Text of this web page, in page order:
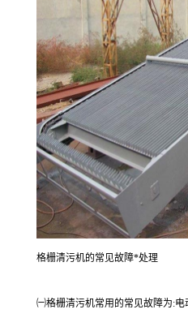
格栅清污机的常见故障*处理
㈠格栅清污机常用的常见故障为:电